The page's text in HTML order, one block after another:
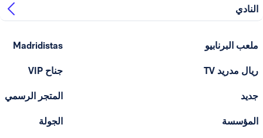
النادي
ملعب البرنابيو
ريال مدريد TV
جديد
المؤسسة
Madridistas
جناح VIP
المتجر الرسمي
الجولة